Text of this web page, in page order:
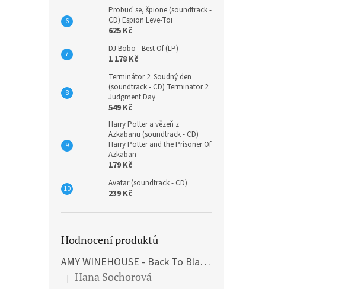
Probuď se, špione (soundtrack -
CD) Espion Leve-Toi
625 Kč
DJ Bobo - Best Of (LP)
1 178 Kč
Terminátor 2: Soudný den
(soundtrack - CD) Terminator 2:
Judgment Day
549 Kč
Harry Potter a vězeň z
Azkabanu (soundtrack - CD)
Harry Potter and the Prisoner Of
Azkaban
179 Kč
Avatar (soundtrack - CD)
239 Kč
Hodnocení produktů
AMY WINEHOUSE - Back To Black (LP)
Hodnocení produktu je 5 z 5 hvězdiček.
| Hana Sochorová